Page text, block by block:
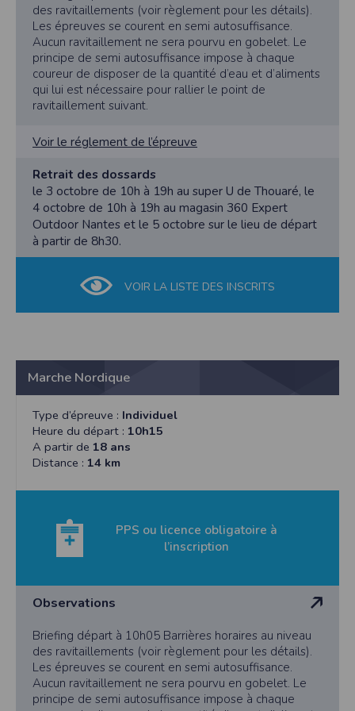
des ravitaillements (voir règlement pour les détails).
Les épreuves se courent en semi autosuffisance.
Aucun ravitaillement ne sera pourvu en gobelet. Le
principe de semi autosuffisance impose à chaque
coureur de disposer de la quantité d’eau et d’aliments
qui lui est nécessaire pour rallier le point de
ravitaillement suivant.
Voir le réglement de l’épreuve
Retrait des dossards
le 3 octobre de 10h à 19h au super U de Thouaré, le
4 octobre de 10h à 19h au magasin 360 Expert
Outdoor Nantes et le 5 octobre sur le lieu de départ
à partir de 8h30.
VOIR LA LISTE DES INSCRITS
Marche Nordique
Type d’épreuve : Individuel
Heure du départ : 10h15
A partir de 18 ans
Distance : 14 km
PPS ou licence obligatoire à
l’inscription
Observations
Briefing départ à 10h05 Barrières horaires au niveau
des ravitaillements (voir règlement pour les détails).
Les épreuves se courent en semi autosuffisance.
Aucun ravitaillement ne sera pourvu en gobelet. Le
principe de semi autosuffisance impose à chaque